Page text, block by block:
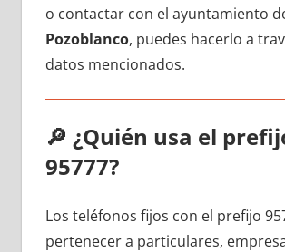
ο contactar сοn el ayuntamiento
Pozoblanco, puedes hacerlo а
datos mencionados.
🔎 ¿Quién usa el
95777?
Los teléfonos fijos сοn el prefijo
pertenecer а particulares,